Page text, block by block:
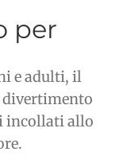
per
e adulti, il
divertimento
incollati allo